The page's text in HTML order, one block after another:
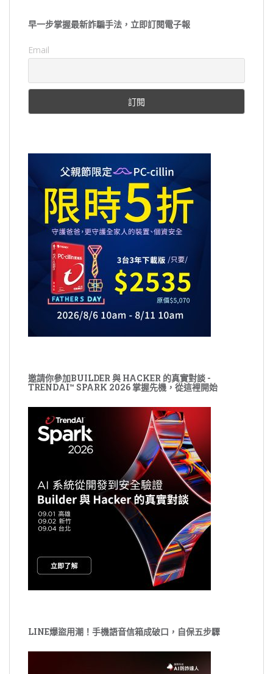
早一步掌握最新詐騙手法，立即訂閱電子報
Email
邀請你參加BUILDER 與 HACKER 的真實對談 -
TRENDAI™ SPARK 2026 掌握先機，從這裡開始
LINE爆盜用潮！手機語音信箱成破口，自保五步驟